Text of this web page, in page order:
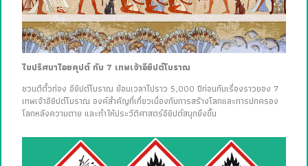
ไขปริศนาไอยคุปต์ กับ 7 เทพเจ้าอียิปต์โบราณ
ชวนตีตั๋วท่อง อียิปต์โบราณ ย้อนเวลาไปราว 5,000 ปีก่อนกับเรื่องราวของ 7
เทพเจ้าอียิปต์โบราณ องค์สำคัญที่เกี่ยวเนื่องกับการสร้างโลกและการปกครอง
โลกหลังความตาย และทำให้ประวัติศาสตร์อียิปต์สนุกยิ่งขึ้น